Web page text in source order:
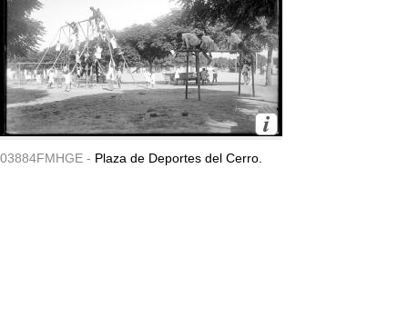
03884FMHGE - Plaza de Deportes del Cerro.